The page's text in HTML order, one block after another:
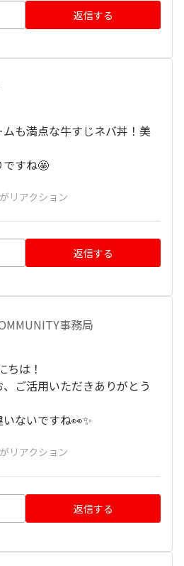
返信する
も満点な牛すじネバ丼！美
すね🤩
がリアクション
返信する
事務局
ちは！
ご活用いただきありがとう
ないですね👀✨
がリアクション
返信する